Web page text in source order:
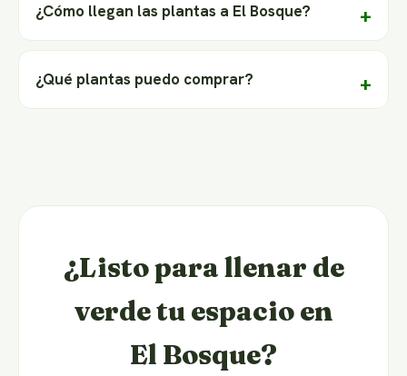
¿Cómo llegan las plantas a El Bosque?
¿Qué plantas puedo comprar?
¿Listo para llenar de
verde tu espacio en
El Bosque?